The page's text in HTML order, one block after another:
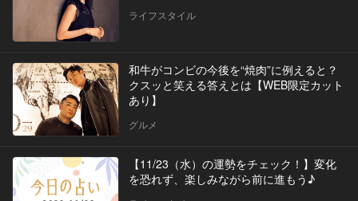
ライフスタイル
和牛がコンビの今後を“焼肉”に例えると？
クスッと笑える答えとは【WEB限定カット
あり】
グルメ
【11/23（水）の運勢をチェック！】変化
を恐れず、楽しみながら前に進もう♪